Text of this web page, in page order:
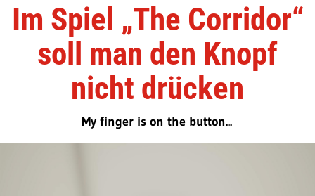
Im Spiel „The Corridor“
soll man den Knopf
nicht drücken
My finger is on the button...